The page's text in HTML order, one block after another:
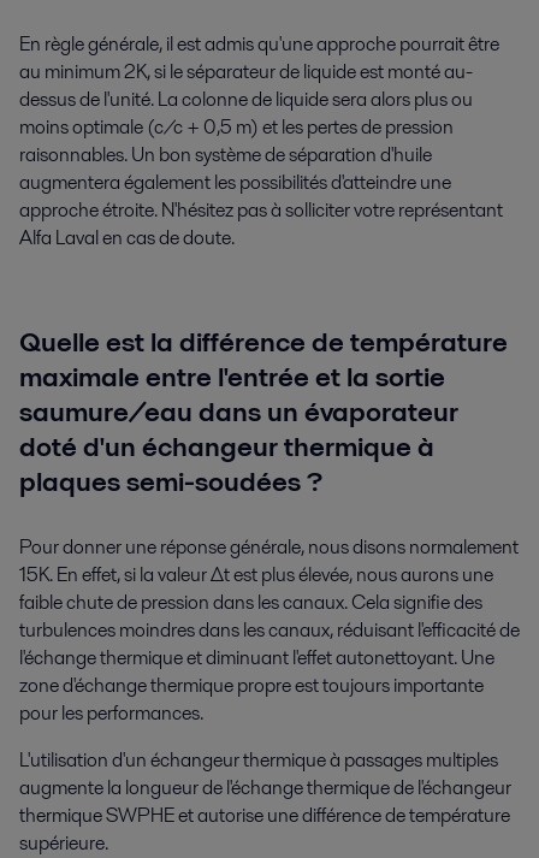
En règle générale, il est admis qu'une approche pourrait être
au minimum 2K, si le séparateur de liquide est monté au-
dessus de l'unité. La colonne de liquide sera alors plus ou
moins optimale (c/c + 0,5 m) et les pertes de pression
raisonnables. Un bon système de séparation d'huile
augmentera également les possibilités d'atteindre une
approche étroite. N'hésitez pas à solliciter votre représentant
Alfa Laval en cas de doute.
Quelle est la différence de température
maximale entre l'entrée et la sortie
saumure/eau dans un évaporateur
doté d'un échangeur thermique à
plaques semi-soudées ?
Pour donner une réponse générale, nous disons normalement
15K. En effet, si la valeur Δt est plus élevée, nous aurons une
faible chute de pression dans les canaux. Cela signifie des
turbulences moindres dans les canaux, réduisant l'efficacité de
l'échange thermique et diminuant l'effet autonettoyant. Une
zone d'échange thermique propre est toujours importante
pour les performances.
L'utilisation d'un échangeur thermique à passages multiples
augmente la longueur de l'échange thermique de l'échangeur
thermique SWPHE et autorise une différence de température
supérieure.